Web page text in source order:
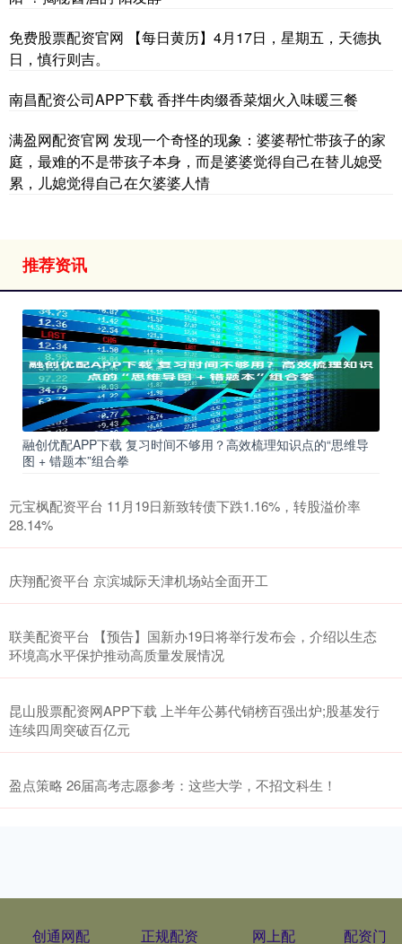
免费股票配资官网 【每日黄历】4月17日，星期五，天德执
日，慎行则吉。
南昌配资公司APP下载 香拌牛肉缀香菜烟火入味暖三餐
满盈网配资官网 发现一个奇怪的现象：婆婆帮忙带孩子的家
庭，最难的不是带孩子本身，而是婆婆觉得自己在替儿媳受
累，儿媳觉得自己在欠婆婆人情
推荐资讯
融创优配APP下载 复习时间不够用？高效梳理知识点的“思维导
图 + 错题本”组合拳
元宝枫配资平台 11月19日新致转债下跌1.16%，转股溢价率
28.14%
庆翔配资平台 京滨城际天津机场站全面开工
联美配资平台 【预告】国新办19日将举行发布会，介绍以生态
环境高水平保护推动高质量发展情况
昆山股票配资网APP下载 上半年公募代销榜百强出炉;股基发行
连续四周突破百亿元
盈点策略 26届高考志愿参考：这些大学，不招文科生！
创通网配 正规配资 网上配 配资门